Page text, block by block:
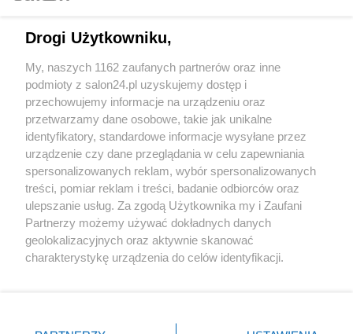
Sport
Społeczeństwo
Kultura
X Facebook Instagram Youtube
Drogi Użytkowniku,
My, naszych 1162 zaufanych partnerów oraz inne
podmioty z salon24.pl uzyskujemy dostęp i
przechowujemy informacje na urządzeniu oraz
przetwarzamy dane osobowe, takie jak unikalne
identyfikatory, standardowe informacje wysyłane przez
urządzenie czy dane przeglądania w celu zapewniania
spersonalizowanych reklam, wybór spersonalizowanych
treści, pomiar reklam i treści, badanie odbiorców oraz
ulepszanie usług. Za zgodą Użytkownika my i Zaufani
Partnerzy możemy używać dokładnych danych
geolokalizacyjnych oraz aktywnie skanować
charakterystykę urządzenia do celów identyfikacji.
zmienić/wycofać klikając przycisk ustawień prywatności